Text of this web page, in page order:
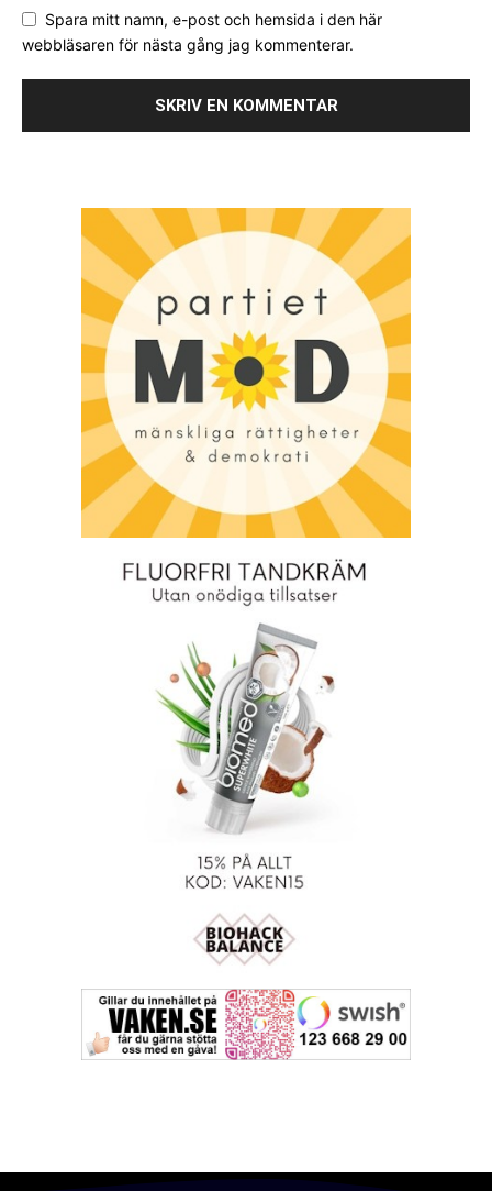
Spara mitt namn, e-post och hemsida i den här
webbläsaren för nästa gång jag kommenterar.